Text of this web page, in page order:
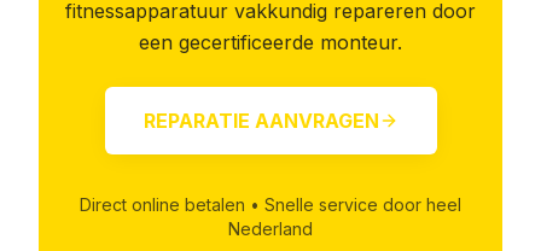
fitnessapparatuur vakkundig repareren door
een gecertificeerde monteur.
REPARATIE AANVRAGEN
Direct online betalen • Snelle service door heel
Nederland